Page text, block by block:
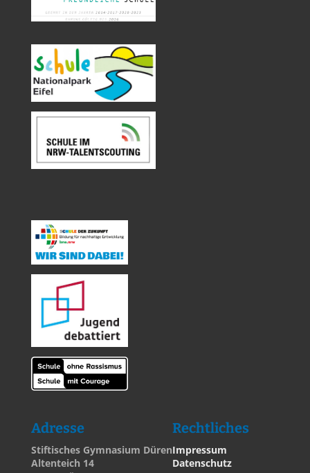
Adresse
Stiftisches Gymnasium Düren
Altenteich 14
Rechtliches
Impressum
Datenschutz